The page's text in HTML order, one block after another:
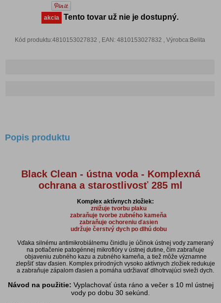
akcia Tento tovar už nie je dostupný.
Kód produktu:4810153027832 , EAN: 4810153027832 , Výrobca:Belita
Popis produktu
Black Clean - ústna voda - Komplexná
ochrana a starostlivosť 285 ml
Komplex aktívnych zložiek:
znižuje tvorbu plaku
zabraňuje tvorbe zubného kameňa
zabraňuje ochoreniu ďasien
udržuje čerstvý dych po dlhú dobu
Vďaka silnému antimikrobiálnemu činidlu je účinok ústnej vody zameraný
na potlačenie patogénnej mikroflóry v ústnej dutine, čím zabraňuje
objaveniu zubného kazu a zubného kameňa, a tiež môže významne
zlepšiť stav ďasien. Komplex prírodných vysoko aktívnych zložiek redukuje
a zabraňuje zápalom ďasien a pomáha udržiavať dlhotrvajúci svieži dych.
Návod na použitie: Vyplachovať ústa ráno a večer s 10 ml ústnej
vody po dobu 30 sekúnd.